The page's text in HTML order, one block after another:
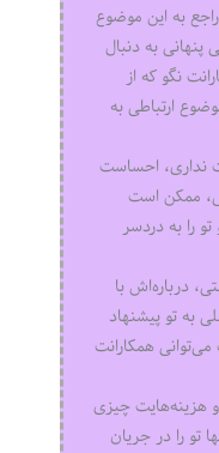
به این موضوع
به دنبال
نگو که از
ارتباطی به
نداری، احساست
ممکن است
را به دردسر
درباره‌اش با
تو پیشنهاد
همکارانت
هزینه‌هایت چیزی
تو را در جریان